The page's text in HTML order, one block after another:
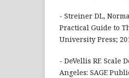
- Streiner DL,
Practical Guide to
University Press;
- DeVellis RF. Scale
Angeles: SAGE